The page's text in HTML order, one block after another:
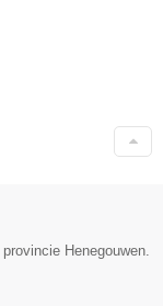
Henegouwen.